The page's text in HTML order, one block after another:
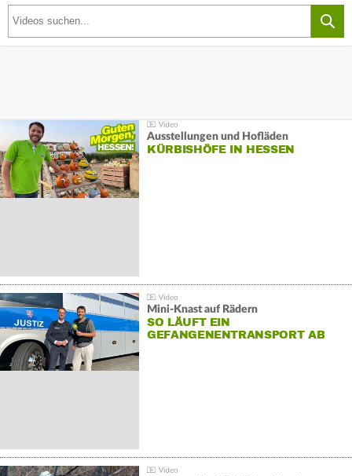
Ausstellungen und Hofläden
KÜRBISHÖFE IN HESSEN
Mini-Knast auf Rädern
SO LÄUFT EIN
GEFANGENENTRANSPORT AB